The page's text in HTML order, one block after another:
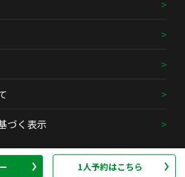
1人予約はこちら
づく表示
GOLF Co., Ltd. All Rights Reserved.